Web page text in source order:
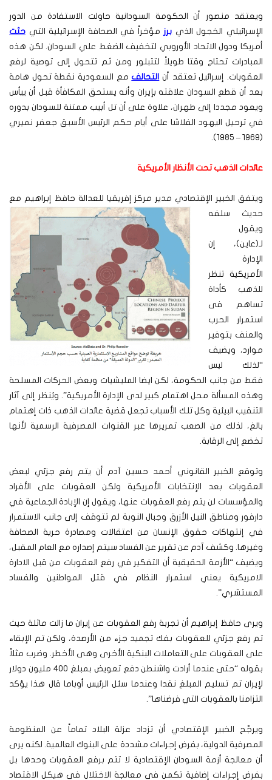
ويعتقد منصور أن الحكومة السودانية حاولت الاستفادة من الدور
الإسرائيلي الخجول الذي برز مؤخراً في الصحافة الإسرائيلية التي حثت
أمريكا ودول الاتحاد الأوروبي لتخفيف الضغط علي السودان. لكن هذه
المبادرات تحتاج وقتا طويلاً لتتبلور ومن ثم تتحول إلى توصية لرفع
العقوبات. إسرائيل تعتقد أن التحالف مع السعودية نقطة تحول هامة
بعد أن قطع السودان علاقته بإيران وأنه يستحق المكافأة قبل أن ييأس
ويعود مجددا إلى طهران، علاوة على أن تل أبيب ممتنة للسودان بدوره
في ترحيل اليهود الفلاشا على أيام حكم الرئيس الأسبق جعفر نميري
(١٩٦٩ – ١٩٨٥).
عائدات الذهب تحت الأنظار الأمريكية
ويتفق الخبير الإقتصادي مدير مركز إفريقيا للعدالة حافظ إبراهيم مع
حديث سلفه
ويقول
لـ(عاين)، إن
الإدارة
الأمريكية تنظر
للذهب كأداة
تساهم فى
استمرار الحرب
والعنف بتوفير
موارد، ويضيف
“لذلك ليس
فقط من جانب الحكومة، لكن ايضا المليشيات وبعض الحركات المسلحة
وهذه المسألة محل اهتمام كبير لدى الإدارة الأمريكية”. ويُنظر إلى آثار
التنقيب البيئية وكل تلك الأسباب تجعل قضية عائدات الذهب ذات إهتمام
بالغ، لذلك من الصعب تمريرها عبر القنوات المصرفية الرسمية لأنها
تخضع إلى الرقابة.
وتوقع الخبير القانوني أحمد حسين آدم أن يتم رفع جزئي لبعض
العقوبات بعد الإنتخابات الأمريكية ولكن العقوبات على الأفراد
والمؤسسات لن يتم رفع العقوبات عنها، ويقول إن الإبادة الجماعية في
دارفور ومناطق النيل الأزرق وجبال النوبة لم تتوقف إلى جانب الاستمرار
في إنتهاكات حقوق الإنسان من اعتقالات ومصادرة حرية الصحافة
وغيرها. وكشف آدم عن تقرير عن الفساد سيتم إصداره مع العام المقبل،
ويضيف “الأزمة الحقيقية أن التفكير في رفع العقوبات من قبل الادارة
الامريكية يعني استمرار النظام في قتل المواطنين والفساد
المستشري”.
ويرى حافظ إبراهيم أن تجربة رفع العقوبات عن إيران ما زالت ماثلة حيث
تم رفع جزئي للعقوبات بفك تجميد جزء من الأرصدة، ولكن تم الإبقاء
على العقوبات على التعاملات البنكية الأخرى وهى الأخطر. وضرب مثلاً
بقوله “حتى عندما أرادت واشنطن دفع تعويض بمبلغ ٤٠٠ مليون دولار
لإيران تم تسليم المبلغ نقدا وعندما سئل الرئيس أوباما قال هذا يؤكد
التزامنا بالعقوبات التي فرضناها”.
ويرجّح الخبير الإقتصادي أن تزداد عزلة البلاد تماماً عن المنظومة
المصرفية الدولية، بفرض إجراءات مشددة على البنوك العالمية. لكنه يرى
أن معالجة أزمة السودان الإقتصادية لا تتم برفع العقوبات وحدها بل
بفرض إجراءات إضافية تكمن فى معالجة الاختلال فى هيكل الاقتصاد